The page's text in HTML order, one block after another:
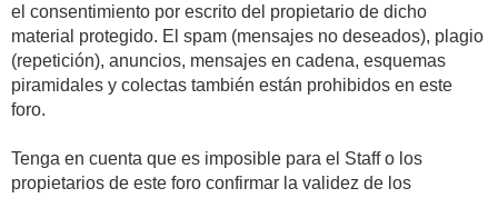
el consentimiento por escrito del propietario de dicho
material protegido. El spam (mensajes no deseados), plagio
(repetición), anuncios, mensajes en cadena, esquemas
piramidales y colectas también están prohibidos en este
foro.
Tenga en cuenta que es imposible para el Staff o los
propietarios de este foro confirmar la validez de los